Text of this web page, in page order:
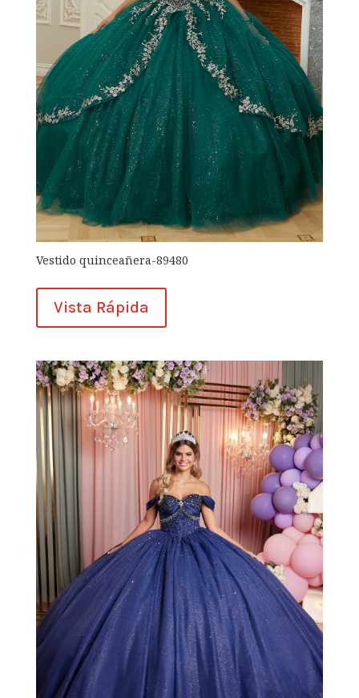
Vestido quinceañera-89480
Vista Rápida